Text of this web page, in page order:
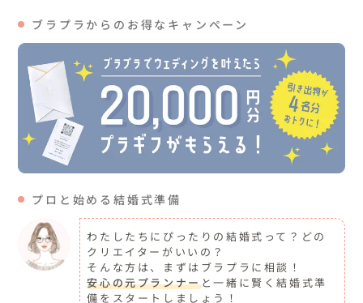
ブラプラからのお得なキャンペーン
プロと始める結婚式準備
わたしたちにぴったりの結婚式って？どの
クリエイターがいいの？
そんな方は、まずはブラプラに相談！
安心の元プランナーと一緒に賢く結婚式準
備をスタートしましょう！